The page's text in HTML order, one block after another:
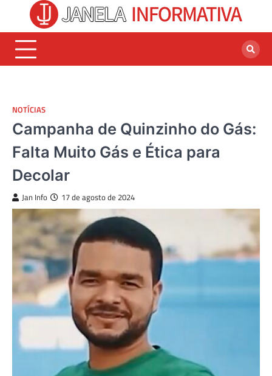
content
NOTÍCIAS
Campanha de Quinzinho do Gás:
Falta Muito Gás e Ética para
Decolar
Jan Info 17 de agosto de 2024